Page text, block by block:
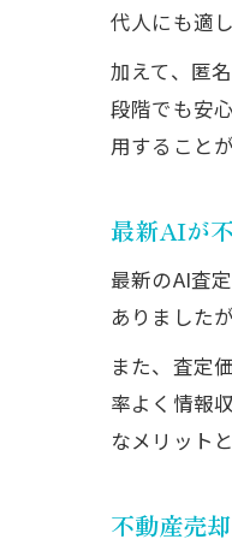
代人にも適
加えて、匿
段階でも安
用すること
最新AIが
最新のAI査
ありました
また、査定
率よく情報
なメリット
不動産売